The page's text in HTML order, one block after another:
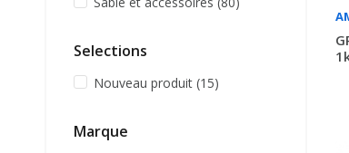
Selections
Nouveau produit (15)
Marque